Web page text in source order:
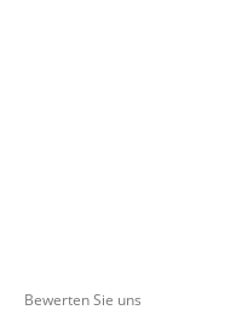
Bewerten Sie uns